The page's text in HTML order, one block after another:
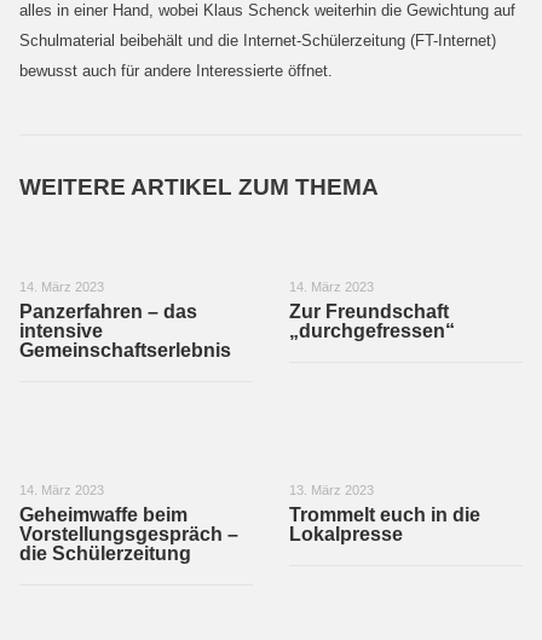
alles in einer Hand, wobei Klaus Schenck weiterhin die Gewichtung auf
Schulmaterial beibehält und die Internet-Schülerzeitung (FT-Internet)
bewusst auch für andere Interessierte öffnet.
WEITERE ARTIKEL ZUM THEMA
14. März 2023
Panzerfahren – das
intensive
Gemeinschaftserlebnis
14. März 2023
Zur Freundschaft
„durchgefressen“
14. März 2023
Geheimwaffe beim
Vorstellungsgespräch –
die Schülerzeitung
13. März 2023
Trommelt euch in die
Lokalpresse